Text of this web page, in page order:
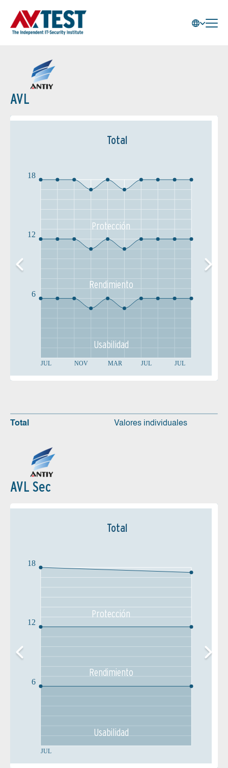
AVL
Total
JUL NOV MAR JUL JUL
6
12
18
Protección
Rendimiento
Usabilidad
Total Valores individuales
AVL Sec
Total
JUL
6
12
18
Protección
Rendimiento
Usabilidad